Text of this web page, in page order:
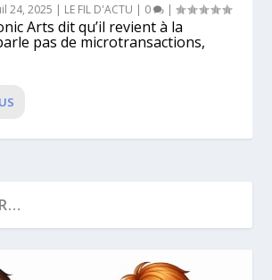
24, 2025 LE FIL D'ACTU 0 |
Arts dit qu’il revient à la
pas de microtransactions,